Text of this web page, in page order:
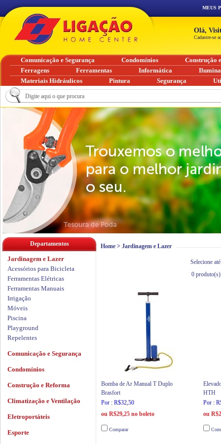
Home > Jardinagem e Lazer
Selecione
0produto(s)
Bomba de Ar Manual T Duplo
Brasfort
Por : R$32,50
ou R$29,25 no boleto
Comparar
HTH
Por :
ou
Departamentos
Jardinagem e Lazer
Acessórios para Bicicleta
Ferramentas Elétricas
Ferramentas Manuais
Irrigação
Móveis
Piscina
Playground
Repelentes
Comunicação e Segurança
Condomínios
Construção e Reforma
Climatização e Ventilação
Eletroportáteis
Esporte
MEUS
Olá,
Cadastre-se
Comunicação e Segurança Condomínios
Construção
Ferragens
Ferramentas Informática
Materiais Hidráulicos
Pintura Segurança